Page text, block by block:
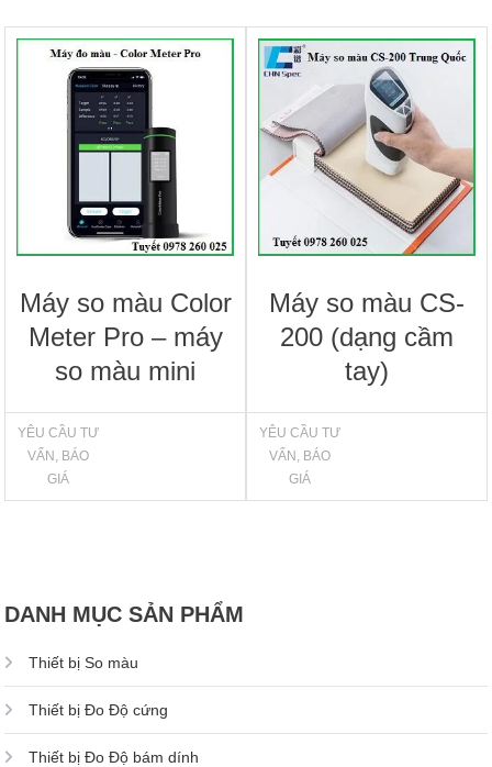
Máy so màu Color
Meter Pro – máy
so màu mini
YÊU CẦU TƯ
VẤN, BÁO
GIÁ
Máy so màu CS-
200 (dạng cầm
tay)
YÊU CẦU TƯ
VẤN, BÁO
GIÁ
DANH MỤC SẢN PHẨM
Thiết bị So màu
Thiết bị Đo Độ cứng
Thiết bị Đo Độ bám dính